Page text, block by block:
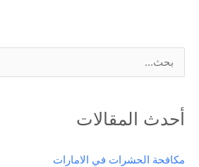
ب
حأحدث المقالات
مكافحة الحشرات في الامارات